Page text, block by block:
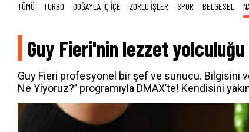
TÜMÜ TURBO DOĞAYLA İÇ İÇE ZORLU İŞLER SPOR BELGESEL
Guy Fieri'nin lezzet yolculuğu
Guy Fieri profesyonel bir şef ve sunucu. Bilgisini
Ne Yiyoruz?’’ programıyla DMAX’te! Kendisini